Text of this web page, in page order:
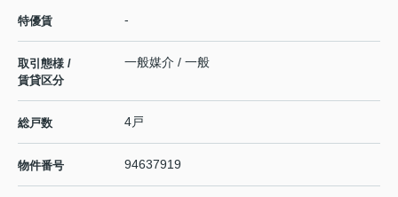
特優賃 -
取引態様 /
賃貸区分
一般媒介 / 一般
総戸数 4戸
物件番号 94637919